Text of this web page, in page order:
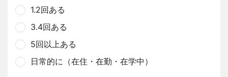
1.2回ある
3.4回ある
5回以上ある
日常的に（在住・在勤・在学中）